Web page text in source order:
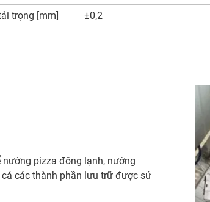
trọng [mm]
±0,2
pizza đông lạnh, nướng
các thành phần lưu trữ được sử